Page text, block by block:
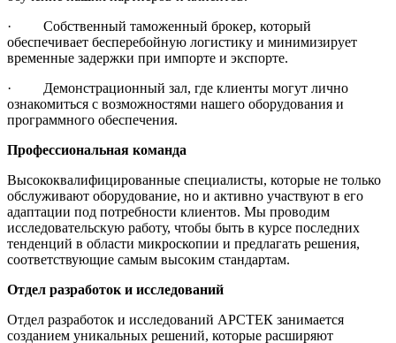
· Собственный таможенный брокер, который
обеспечивает бесперебойную логистику и минимизирует
временные задержки при импорте и экспорте.
· Демонстрационный зал, где клиенты могут лично
ознакомиться с возможностями нашего оборудования и
программного обеспечения.
Профессиональная команда
Высококвалифицированные специалисты, которые не только
обслуживают оборудование, но и активно участвуют в его
адаптации под потребности клиентов. Мы проводим
исследовательскую работу, чтобы быть в курсе последних
тенденций в области микроскопии и предлагать решения,
соответствующие самым высоким стандартам.
Отдел разработок и исследований
Отдел разработок и исследований АРСТЕК занимается
созданием уникальных решений, которые расширяют